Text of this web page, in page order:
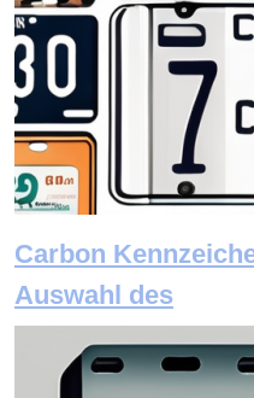
Carbon
Auswahl des